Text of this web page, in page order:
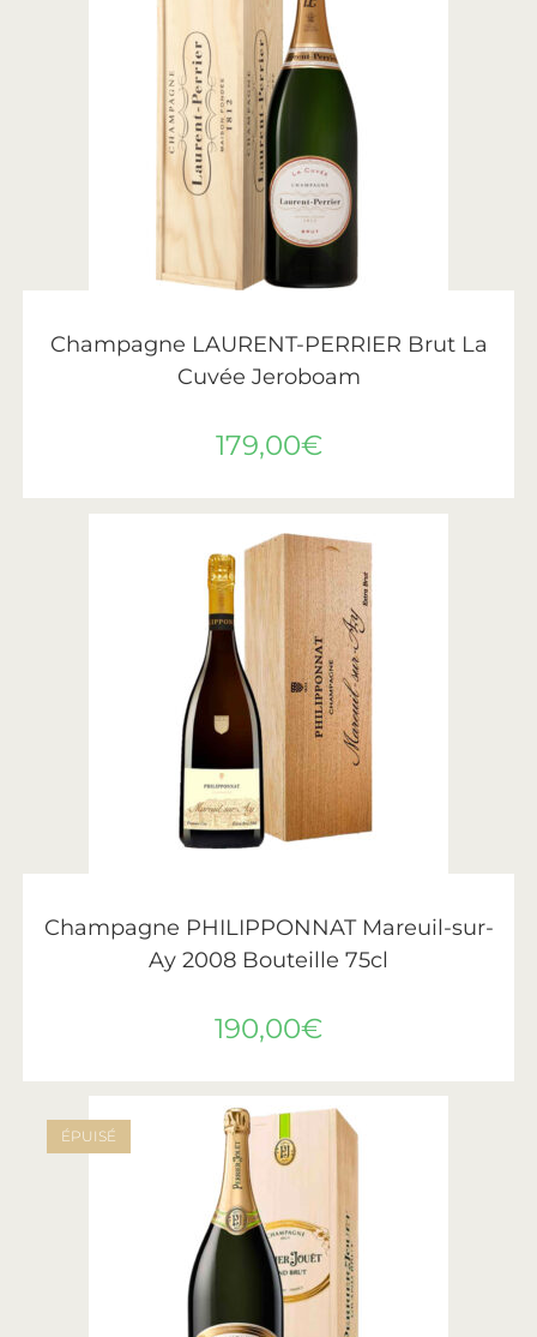
Champagne LAURENT-PERRIER Brut La
Cuvée Jeroboam
179,00€
Champagne PHILIPPONNAT Mareuil-sur-
Ay 2008 Bouteille 75cl
190,00€
ÉPUISÉ